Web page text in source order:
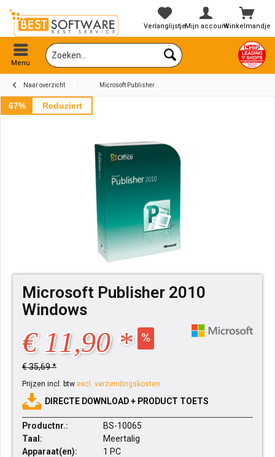
Winkelmandje
VerlanglijstjeMijn account
Menu
Naar overzicht Microsoft Publisher
67% Reduziert
Microsoft Publisher 2010
Windows
€ 11,90 *
€ 35,69 *
Prijzen incl. btw excl. verzendingskosten
DIRECTE DOWNLOAD + PRODUCT TOETS
Productnr.:
BS-10065
Taal:
Meertalig
Apparaat(en):
1 PC